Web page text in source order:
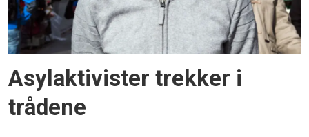
Asylaktivister trekker i
trådene